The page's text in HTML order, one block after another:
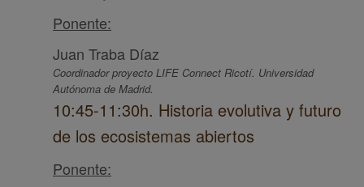
Ponente:
Juan Traba Díaz
Coordinador proyecto LIFE Connect Ricotí. Universidad
Autónoma de Madrid.
10:45-11:30h. Historia evolutiva y futuro
de los ecosistemas abiertos
Ponente: